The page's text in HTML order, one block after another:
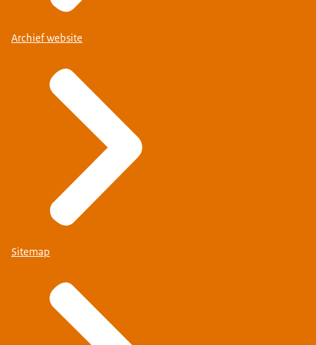
Archief website
Sitemap